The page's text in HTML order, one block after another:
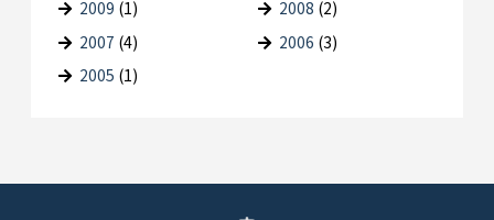
2009 (1) 2008 (2)
2007 (4) 2006 (3)
2005 (1)